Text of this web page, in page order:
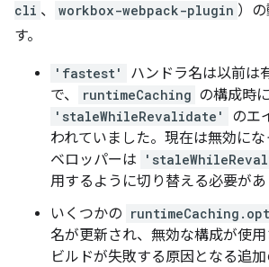
cli 、 workbox-webpack-plugin ）
す。
'fastest'
ハンドラ名は以前は
で、
runtimeCaching の構成時に
'staleWhileRevalidate'
のエ
われていました。現在は無効に
ベロッパーは
用するように切り替える必要があ
いくつかの
名が更新され、無効な構成が使
ビルドが失敗する原因となる追